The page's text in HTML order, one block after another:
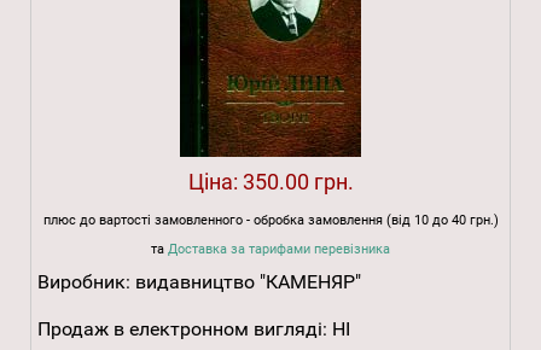
Ціна: 350.00 грн.
плюс до вартості замовленного - обробка замовлення (від 10 до 40 грн.)
та Доставка за тарифами перевізника
Виробник: видавництво "КАМЕНЯР"
Продаж в електронном вигляді: НІ